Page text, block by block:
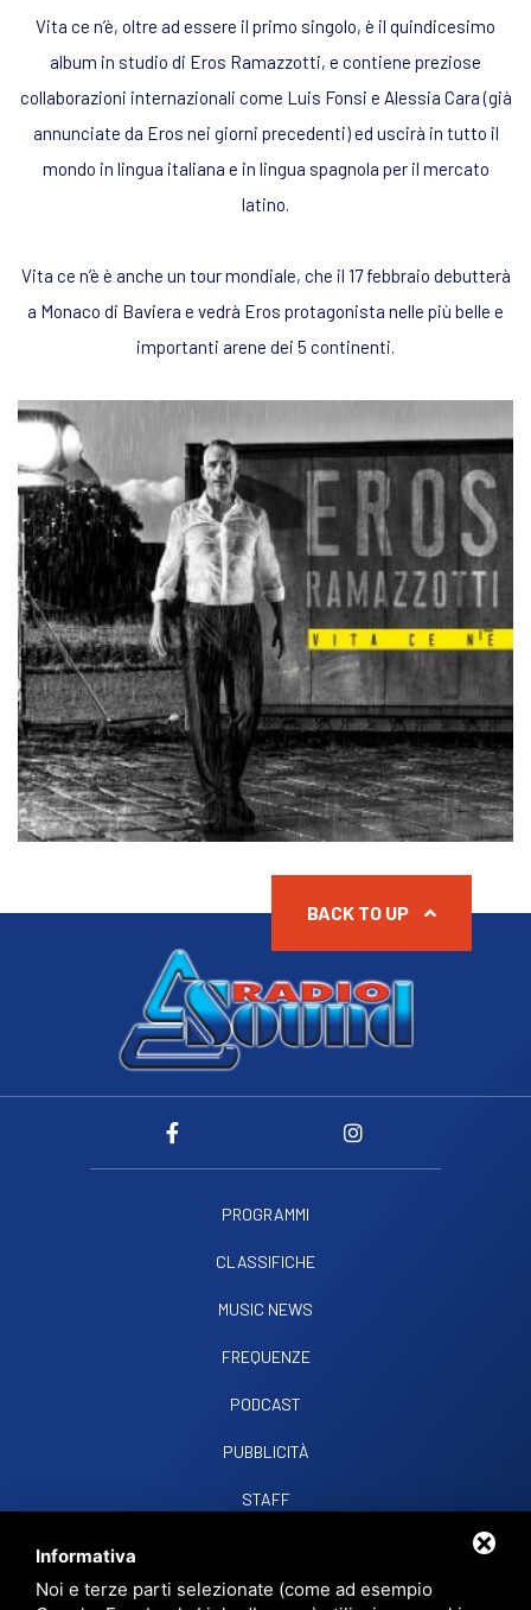
Vita ce n’è, oltre ad essere il primo singolo, è il quindicesimo
album in studio di Eros Ramazzotti, e contiene preziose
collaborazioni internazionali come Luis Fonsi e Alessia Cara (già
annunciate da Eros nei giorni precedenti) ed uscirà in tutto il
mondo in lingua italiana e in lingua spagnola per il mercato
latino.
Vita ce n’è è anche un tour mondiale, che il 17 febbraio debutterà
a Monaco di Baviera e vedrà Eros protagonista nelle più belle e
importanti arene dei 5 continenti.
PROGRAMMI
CLASSIFICHE
MUSIC NEWS
FREQUENZE
PODCAST
PUBBLICITÀ
STAFF
BACK TO UP
Informativa
Noi e terze parti selezionate (come ad esempio